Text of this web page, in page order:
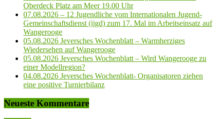
Oberdeck Platz am Meer 19.00 Uhr
07.08.2026 – 12 Jugendliche vom Internationalen Jugend-
Gemeinschaftsdienst (ijgd) zum 17. Mal im Arbeitseinsatz auf
Wangerooge
05.08.2026 Jeversches Wochenblatt – Warmherziges
Wiedersehen auf Wangerooge
05.08.2026 Jeversches Wochenblatt – Wird Wangerooge zu
einer Modellregion?
04.08.2026 Jeversches Wochenblatt- Organisatoren ziehen
eine positive Turnierbilanz
Neueste Kommentare